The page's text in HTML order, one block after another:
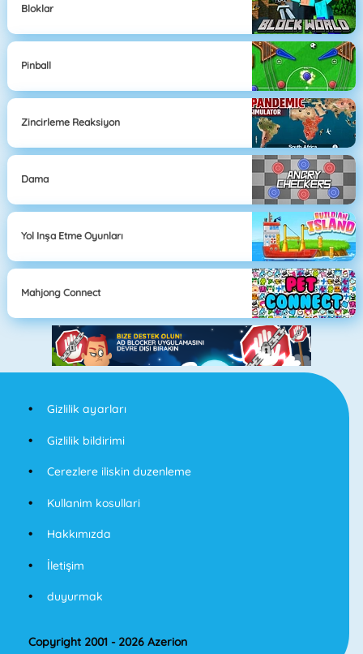
Bloklar
Pinball
Zincirleme Reaksiyon
Dama
Yol Inşa Etme Oyunları
Mahjong Connect
Gizlilik ayarları
Gizlilik bildirimi
Cerezlere iliskin duzenleme
Kullanim kosullari
Hakkımızda
İletişim
duyurmak
Copyright 2001 - 2026 Azerion